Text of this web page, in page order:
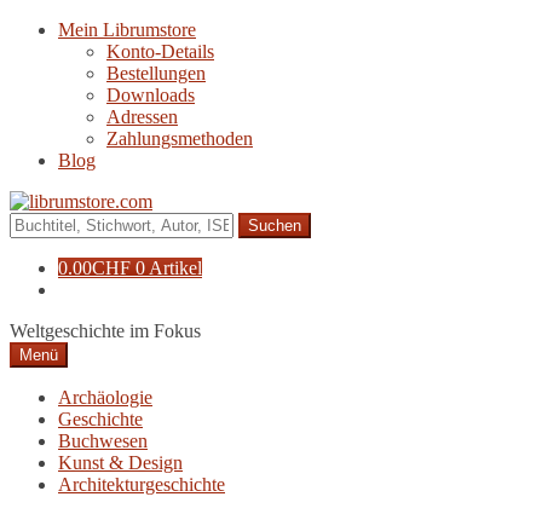
Navigation
Zum
Mein Librumstore
Konto-Details
Bestellungen
Downloads
Adressen
Zahlungsmethoden
Blog
Suche
nach:
0.00CHF 0 Artikel
Weltgeschichte im Fokus
Menü
Archäologie
Geschichte
Buchwesen
Kunst & Design
Architekturgeschichte